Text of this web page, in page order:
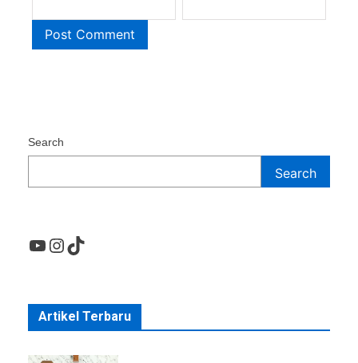
Search
Search
YouTube
Instagram
TikTok
Artikel Terbaru